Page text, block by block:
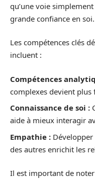
qu’une voie
grande confiance en soi.
Les compétences clés
incluent :
Compétences
complexes devient plus
Connaissance de soi :
aide à mieux interagir
Empathie : Développer
des autres enrichit les
Il est important de